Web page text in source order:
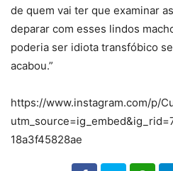
de quem vai ter que examinar
deparar com esses lindos
poderia ser idiota transfóbico
acabou.”
https://www.instagram.com/p/
18a3f45828ae